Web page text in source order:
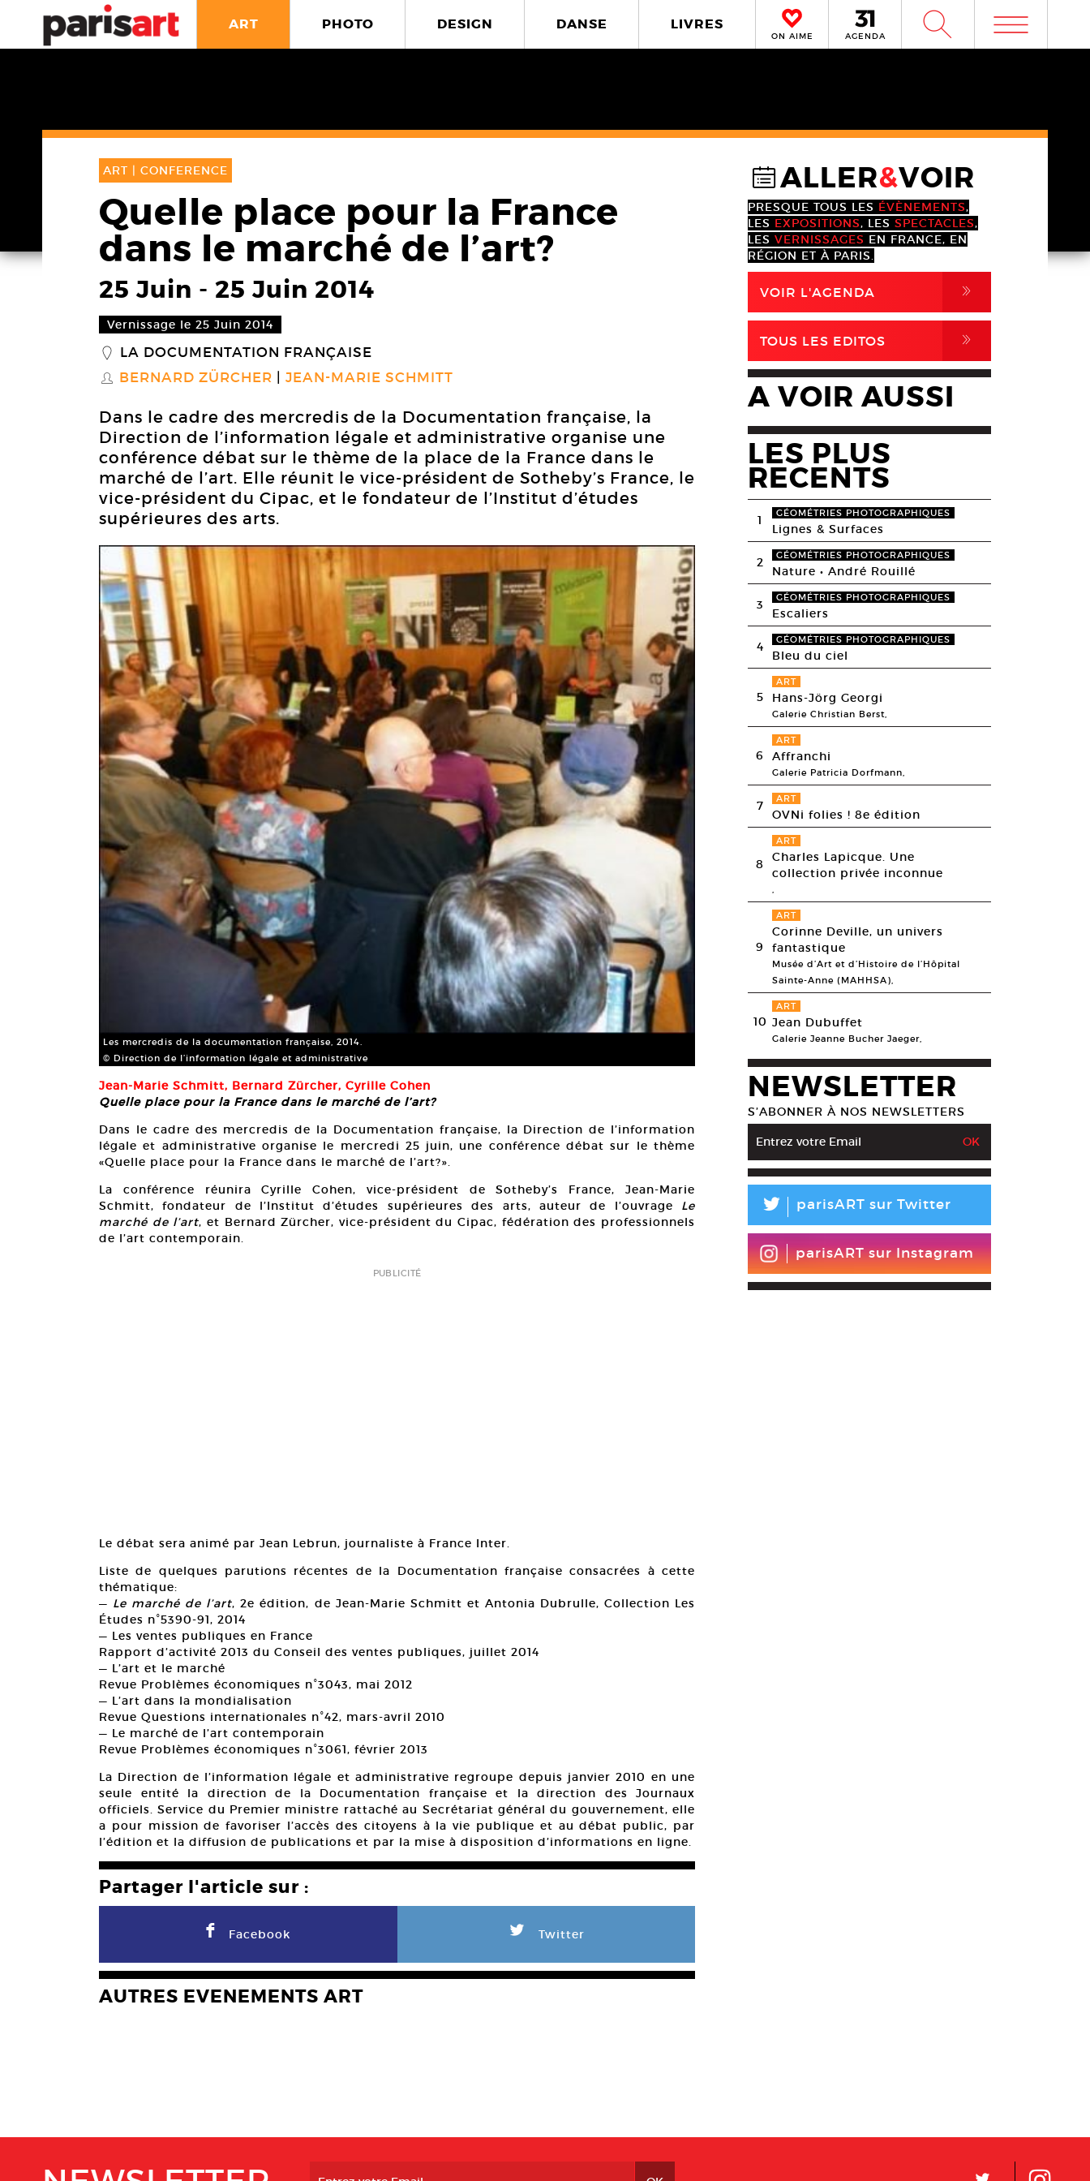
ART PHOTO DESIGN DANSE LIVRES
ON AIME AGENDA W m
ART | CONFERENCE
Quelle place pour la France
dans le marché de l’art?
25 Juin - 25 Juin 2014
Vernissage le 25 Juin 2014
_ LA DOCUMENTATION FRANÇAISE
S BERNARD ZÜRCHER JEAN-MARIE SCHMITT
Dans le cadre des mercredis de la Documentation française, la
Direction de l’information légale et administrative organise une
conférence débat sur le thème de la place de la France dans le
marché de l’art. Elle réunit le vice-président de Sotheby’s France, le
vice-président du Cipac, et le fondateur de l’Institut d’études
supérieures des arts.
Les mercredis de la documentation française, 2014.
© Direction de l’information légale et administrative
Jean-Marie Schmitt, Bernard Zürcher, Cyrille Cohen
Quelle place pour la France dans le marché de l’art?
Dans le cadre des mercredis de la Documentation française, la Direction de l’information
légale et administrative organise le mercredi 25 juin, une conférence débat sur le thème
«Quelle place pour la France dans le marché de l’art?».
La conférence réunira Cyrille Cohen, vice-président de Sotheby’s France, Jean-Marie
Schmitt, fondateur de l’Institut d’études supérieures des arts, auteur de l’ouvrage Le
marché de l’art, et Bernard Zürcher, vice-président du Cipac, fédération des professionnels
de l’art contemporain.
PUBLICITÉ
Le débat sera animé par Jean Lebrun, journaliste à France Inter.
Liste de quelques parutions récentes de la Documentation française consacrées à cette
thématique:
— Le marché de l’art, 2e édition, de Jean-Marie Schmitt et Antonia Dubrulle, Collection Les
Études n°5390-91, 2014
— Les ventes publiques en France
Rapport d’activité 2013 du Conseil des ventes publiques, juillet 2014
— L’art et le marché
Revue Problèmes économiques n°3043, mai 2012
— L’art dans la mondialisation
Revue Questions internationales n°42, mars-avril 2010
— Le marché de l’art contemporain
Revue Problèmes économiques n°3061, février 2013
La Direction de l’information légale et administrative regroupe depuis janvier 2010 en une
seule entité la direction de la Documentation française et la direction des Journaux
officiels. Service du Premier ministre rattaché au Secrétariat général du gouvernement, elle
a pour mission de favoriser l’accès des citoyens à la vie publique et au débat public, par
l’édition et la diffusion de publications et par la mise à disposition d’informations en ligne.
Partager l'article sur :
F Facebook L Twitter
AUTRES EVENEMENTS ART
@ALLER&VOIR
PRESQUE TOUS LES ÉVÈNEMENTS,
LES EXPOSITIONS, LES SPECTACLES,
LES VERNISSAGES EN FRANCE, EN
RÉGION ET À PARIS.
VOIR L'AGENDA ,
TOUS LES EDITOS ,
A VOIR AUSSI
LES PLUS
RECENTS
1 GÉOMÉTRIES PHOTOGRAPHIQUES
Lignes & Surfaces
2 GÉOMÉTRIES PHOTOGRAPHIQUES
Nature • André Rouillé
3 GÉOMÉTRIES PHOTOGRAPHIQUES
Escaliers
4 GÉOMÉTRIES PHOTOGRAPHIQUES
Bleu du ciel
5
ART
Hans-Jörg Georgi
Galerie Christian Berst,
6
ART
Affranchi
Galerie Patricia Dorfmann,
7 ART
OVNi folies ! 8e édition
8
ART
Charles Lapicque. Une
collection privée inconnue
,
9
ART
Corinne Deville, un univers
fantastique
Musée d’Art et d’Histoire de l’Hôpital
Sainte-Anne (MAHHSA),
10
ART
Jean Dubuffet
Galerie Jeanne Bucher Jaeger,
NEWSLETTER
S’ABONNER À NOS NEWSLETTERS
L parisART sur Twitter
parisART sur Instagram